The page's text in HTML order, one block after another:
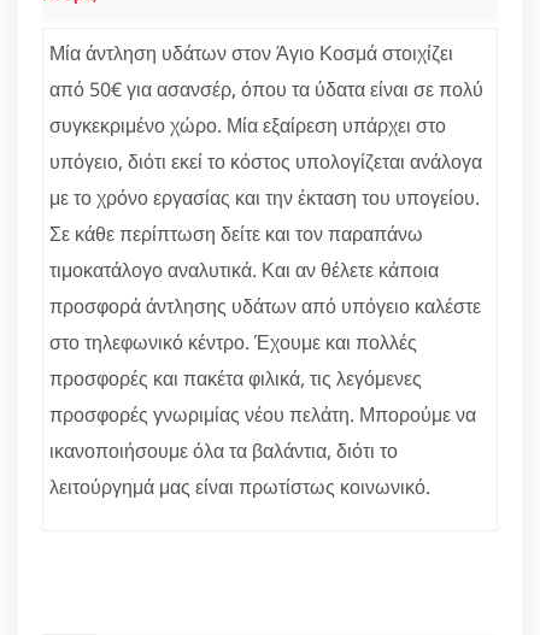
Μία άντληση υδάτων στον Άγιο Κοσμά στοιχίζει
από 50€ για ασανσέρ, όπου τα ύδατα είναι σε πολύ
συγκεκριμένο χώρο. Μία εξαίρεση υπάρχει στο
υπόγειο, διότι εκεί το κόστος υπολογίζεται ανάλογα
με το χρόνο εργασίας και την έκταση του υπογείου.
Σε κάθε περίπτωση δείτε και τον παραπάνω
τιμοκατάλογο αναλυτικά. Και αν θέλετε κάποια
προσφορά άντλησης υδάτων από υπόγειο καλέστε
στο τηλεφωνικό κέντρο. Έχουμε και πολλές
προσφορές και πακέτα φιλικά, τις λεγόμενες
προσφορές γνωριμίας νέου πελάτη. Μπορούμε να
ικανοποιήσουμε όλα τα βαλάντια, διότι το
λειτούργημά μας είναι πρωτίστως κοινωνικό.